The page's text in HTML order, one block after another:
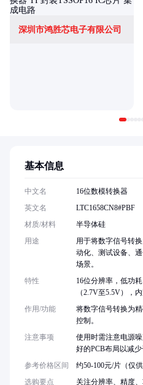
深圳市鸿胜芯电子有限公司
基本信息
中文名
16位数模转换器
英文名
LTC1658CN8#PBF
材质/材料
半导体硅
用途
用于将数字信号转
动化、测试设备、
场景。
特性
16位分辨率，低功
（2.7V至5.5V），
作用/功能
将数字信号转换为
控制。
注意事项
使用时需注意电源
好的PCB布局以减少
参考价格区间
约50-100元/片（仅供
选购要点
关注分辨率、精度